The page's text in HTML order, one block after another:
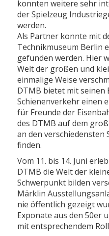
konnten weitere sehr
der Spielzeug
werden.
Als Partner konnte mit
Technikmuseum Berlin
gefunden werden. Hier
Welt der großen und
einmalige Weise
DTMB bietet mit seinen
Schienenverkehr einen
für Freunde der
des DTMB auf dem
an den verschiedensten
finden.
Vom 11. bis 14. Juni
DTMB die Welt der
Schwerpunkt bilden
Märklin
nie öffentlich gezeigt
Exponate aus den 50er
mit entsprechendem